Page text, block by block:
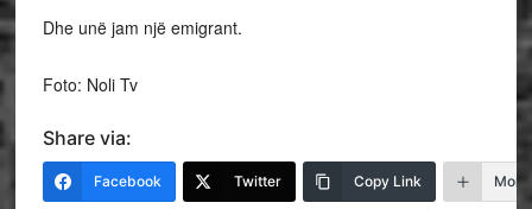
Dhe unë jam një emigrant.
Foto: Noli Tv
Share via:
Facebook Twitter Copy Link More